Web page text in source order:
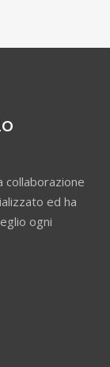
collaborazione
ed ha
ogni